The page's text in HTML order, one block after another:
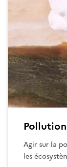
Agir sur la
les